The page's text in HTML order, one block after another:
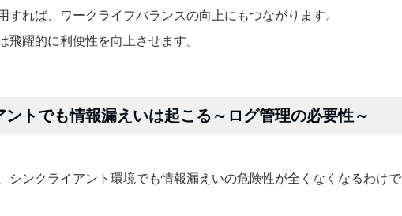
すれば、ワークライフバランスの向上にもつながります。
飛躍的に利便性を向上させます。
ントでも情報漏えいは起こる～ログ管理の必要性～
シンクライアント環境でも情報漏えいの危険性が全くなくなるわけで